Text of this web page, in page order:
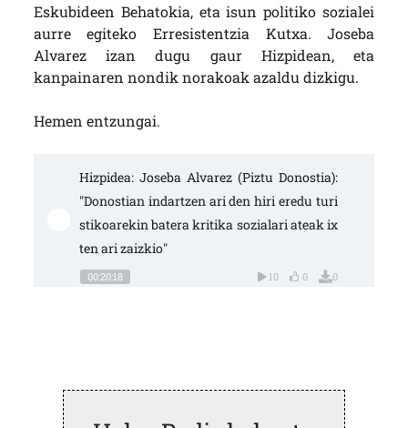
Eskubideen Behatokia, eta isun politiko sozialei
aurre egiteko Erresistentzia Kutxa. Joseba
Alvarez izan dugu gaur Hizpidean, eta
kanpainaren nondik norakoak azaldu dizkigu.
Hemen entzungai.
Hizpidea: Joseba Alvarez (Piztu Donostia):
"Donostian indartzen ari den hiri eredu turi
stikoarekin batera kritika sozialari ateak ix
ten ari zaizkio"
00:20:18 10 0 0